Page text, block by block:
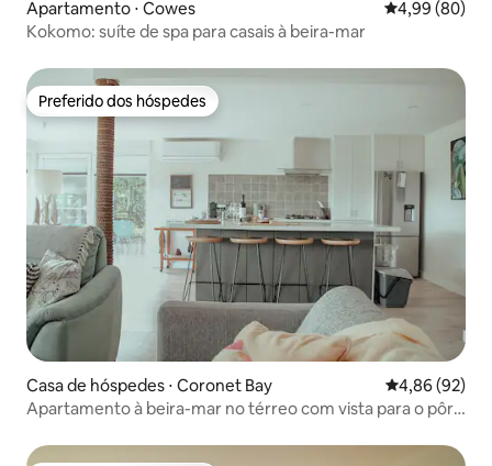
Apartamento ⋅ Cowes 4,99 de uma
4,99 (80)
Kokomo: suíte de spa para casais à beira-mar
Preferido dos hóspedes
Preferido dos hóspedes
Casa de hóspedes ⋅ Coronet Bay 4,86 de uma
4,86 (92)
Apartamento à beira-mar no térreo com vista para o pôr